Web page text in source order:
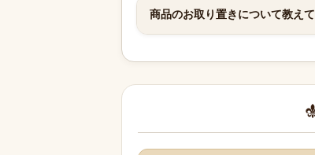
商品のお取り置きについて教えて